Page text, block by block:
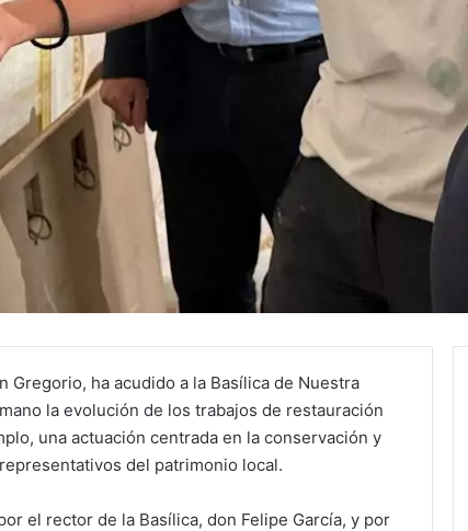
Gregorio, ha acudido a la Basílica de Nuestra
la evolución de los trabajos de restauración
una actuación centrada en la conservación y
del patrimonio local.
el rector de la Basílica, don Felipe García, y por